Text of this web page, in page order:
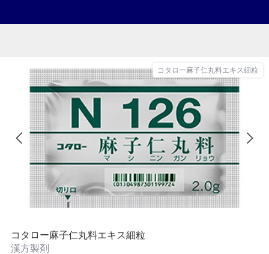
コタロー麻子仁丸料エキス細粒
コタロー麻子仁丸料エキス細粒
漢方製剤